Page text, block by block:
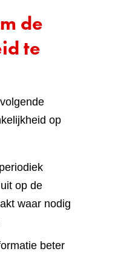
de
te
op
op de
waar nodig
beter